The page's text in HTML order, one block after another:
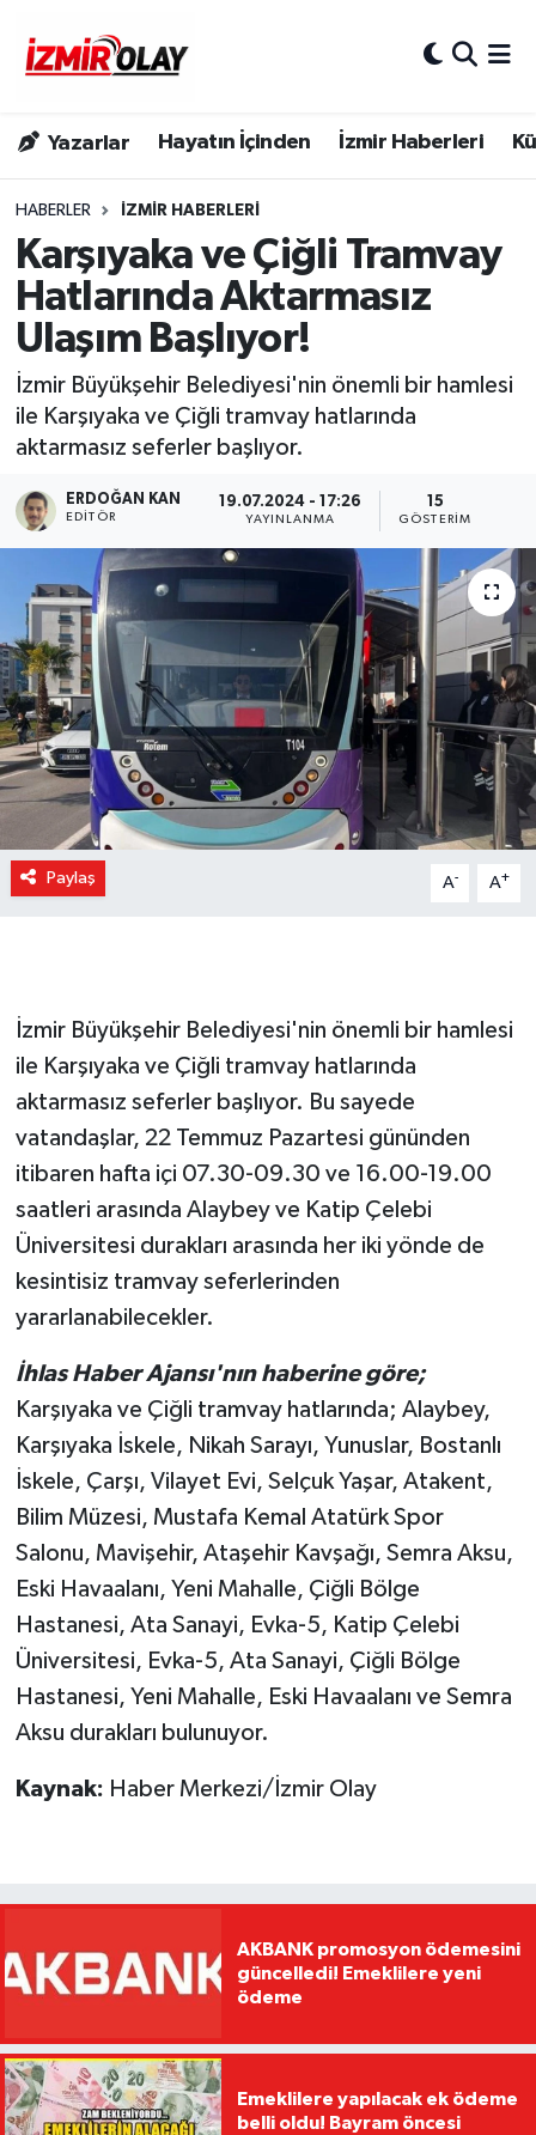
Yazarlar Hayatın İçinden İzmir Haberleri
HABERLER İZMIR HABERLERI
Karşıyaka ve Çiğli Tramvay
Hatlarında Aktarmasız
Ulaşım Başlıyor!
İzmir Büyükşehir Belediyesi'nin önemli bir hamlesi
ile Karşıyaka ve Çiğli tramvay hatlarında
aktarmasız seferler başlıyor.
ERDOĞAN KAN
EDITÖR
19.07.2024 - 17:26
YAYINLANMA
15
GÖSTERIM
Paylaş A- A+
İzmir Büyükşehir Belediyesi'nin önemli bir hamlesi
ile Karşıyaka ve Çiğli tramvay hatlarında
aktarmasız seferler başlıyor. Bu sayede
vatandaşlar, 22 Temmuz Pazartesi gününden
itibaren hafta içi 07.30-09.30 ve 16.00-19.00
saatleri arasında Alaybey ve Katip Çelebi
Üniversitesi durakları arasında her iki yönde de
kesintisiz tramvay seferlerinden
yararlanabilecekler.
İhlas Haber Ajansı'nın haberine göre;
Karşıyaka ve Çiğli tramvay hatlarında; Alaybey,
Karşıyaka İskele, Nikah Sarayı, Yunuslar, Bostanlı
İskele, Çarşı, Vilayet Evi, Selçuk Yaşar, Atakent,
Bilim Müzesi, Mustafa Kemal Atatürk Spor
Salonu, Mavişehir, Ataşehir Kavşağı, Semra Aksu,
Eski Havaalanı, Yeni Mahalle, Çiğli Bölge
Hastanesi, Ata Sanayi, Evka-5, Katip Çelebi
Üniversitesi, Evka-5, Ata Sanayi, Çiğli Bölge
Hastanesi, Yeni Mahalle, Eski Havaalanı ve Semra
Aksu durakları bulunuyor.
Kaynak: Haber Merkezi/İzmir Olay
AKBANK promosyon ödemesini
güncelledi! Emeklilere yeni
ödeme
Emeklilere yapılacak ek ödeme
belli oldu! Bayram öncesi
Konak Trafik Yoğunluk Haritası
Süper Lig Puan Durumu ve Fikstür
Tüm Manşetler
Son Dakika Haberleri
Haber Arşivi